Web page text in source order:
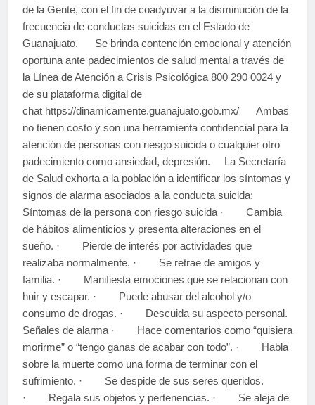
de la Gente, con el fin de coadyuvar a la disminución de la
frecuencia de conductas suicidas en el Estado de
Guanajuato. Se brinda contención emocional y atención
oportuna ante padecimientos de salud mental a través de
la Línea de Atención a Crisis Psicológica 800 290 0024 y
de su plataforma digital de
chat https://dinamicamente.guanajuato.gob.mx/ Ambas
no tienen costo y son una herramienta confidencial para la
atención de personas con riesgo suicida o cualquier otro
padecimiento como ansiedad, depresión. La Secretaría
de Salud exhorta a la población a identificar los síntomas y
signos de alarma asociados a la conducta suicida:
Síntomas de la persona con riesgo suicida · Cambia
de hábitos alimenticios y presenta alteraciones en el
sueño. · Pierde de interés por actividades que
realizaba normalmente. · Se retrae de amigos y
familia. · Manifiesta emociones que se relacionan con
huir y escapar. · Puede abusar del alcohol y/o
consumo de drogas. · Descuida su aspecto personal.
Señales de alarma · Hace comentarios como “quisiera
morirme” o “tengo ganas de acabar con todo”. · Habla
sobre la muerte como una forma de terminar con el
sufrimiento. · Se despide de sus seres queridos.
· Regala sus objetos y pertenencias. · Se aleja de